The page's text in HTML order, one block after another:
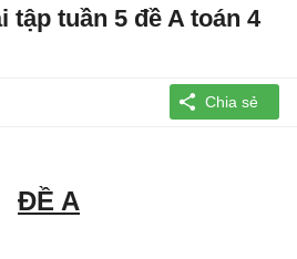
tập tuần 5 đề A toán 4
ĐỀ A